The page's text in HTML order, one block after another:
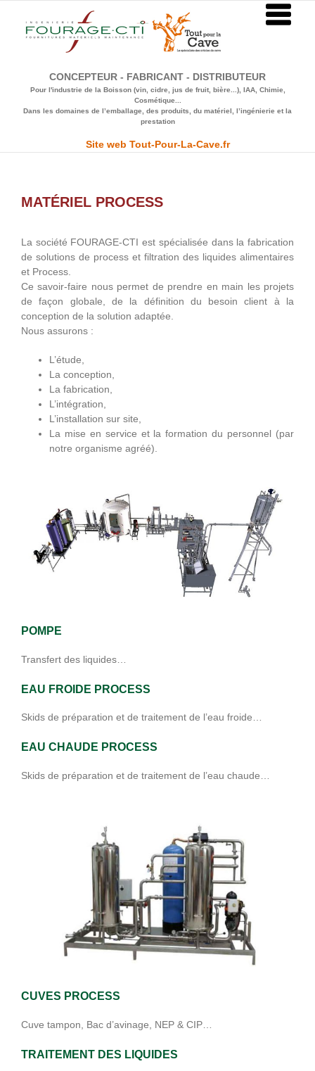
contenu
CONCEPTEUR - FABRICANT - DISTRIBUTEUR
Pour l'industrie de la Boisson (vin, cidre, jus de fruit, bière...), IAA, Chimie,
Cosmétique...
Dans les domaines de l’emballage, des produits, du matériel, l’ingénierie et la
prestation
Site web Tout-Pour-La-Cave.fr
MATÉRIEL PROCESS
La société FOURAGE-CTI est spécialisée dans la fabrication
de solutions de process et filtration des liquides alimentaires
et Process.
Ce savoir-faire nous permet de prendre en main les projets
de façon globale, de la définition du besoin client à la
conception de la solution adaptée.
Nous assurons :
L’étude,
La conception,
La fabrication,
L’intégration,
L’installation sur site,
La mise en service et la formation du personnel (par
notre organisme agréé).
POMPE
Transfert des liquides…
EAU FROIDE PROCESS
Skids de préparation et de traitement de l’eau froide…
EAU CHAUDE PROCESS
Skids de préparation et de traitement de l’eau chaude…
CUVES PROCESS
Cuve tampon, Bac d’avinage, NEP & CIP…
TRAITEMENT DES LIQUIDES